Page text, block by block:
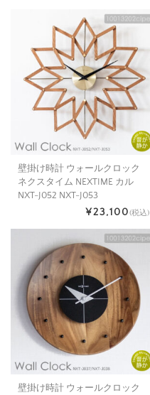
壁掛け時計 ウォールクロック
ネクスタイム NEXTIME カル
NXT-J052 NXT-J053
¥23,100(税込)
壁掛け時計 ウォールクロック